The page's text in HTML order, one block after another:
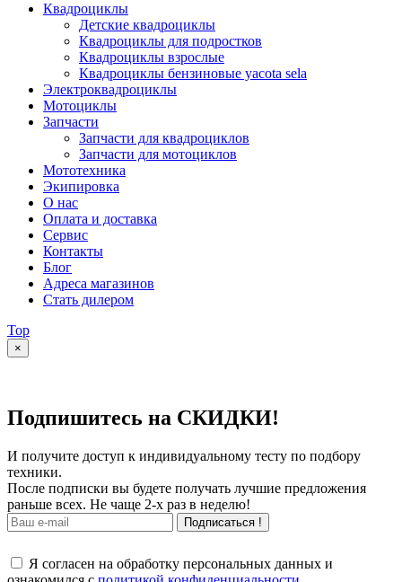
Квадроциклы
Детские квадроциклы
Квадроциклы для подростков
Квадроциклы взрослые
Квадроциклы бензиновые yacota sela
Электроквадроциклы
Мотоциклы
Запчасти
Запчасти для квадроциклов
Запчасти для мотоциклов
Мототехника
Экипировка
О нас
Оплата и доставка
Сервис
Контакты
Блог
Адреса магазинов
Стать дилером
Top
×
Подпишитесь на СКИДКИ!
И получите доступ к индивидуальному тесту по подбору
техники.
После подписки вы будете получать лучшие предложения
раньше всех. Не чаще 2-х раз в неделю!
Подписаться !
Я согласен на обработку персональных данных и